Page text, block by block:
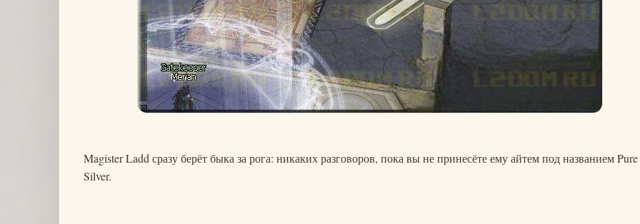
Magister Ladd сразу берёт быка за рога: никаких разговоров, пока вы не принесёте ему айтем под названием Pure
Silver.